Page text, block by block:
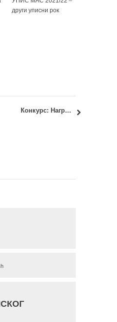
други уписни рок
Конкурс: Награда Веселина Лучића за 2018. годину за најбоља научна и књижевна остварења